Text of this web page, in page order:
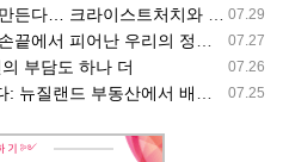
07.29
이스트처치와 한국 도시가 주는 교훈
07.27
에서 피어난 우리의 정체성
07.26
부담도 하나 더
07.25
부동산에서 배운 다섯 가지 교훈